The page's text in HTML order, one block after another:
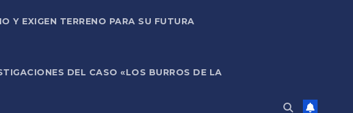
Y EXIGEN TERRENO PARA SU FUTURA
DEL CASO «LOS BURROS DE LA